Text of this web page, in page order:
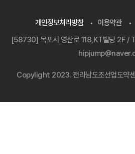
개인정보처리방침 이용약관
[58730] 목포시 영산로 118,KT빌딩 2F
Copylight 2023. 전라남도조선업도